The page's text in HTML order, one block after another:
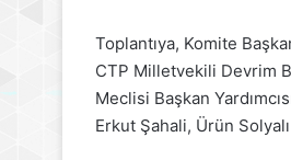
Toplantıya, Komite
CTP Milletvekili Devrim
Meclisi Başkan
Erkut Şahali, Ürün